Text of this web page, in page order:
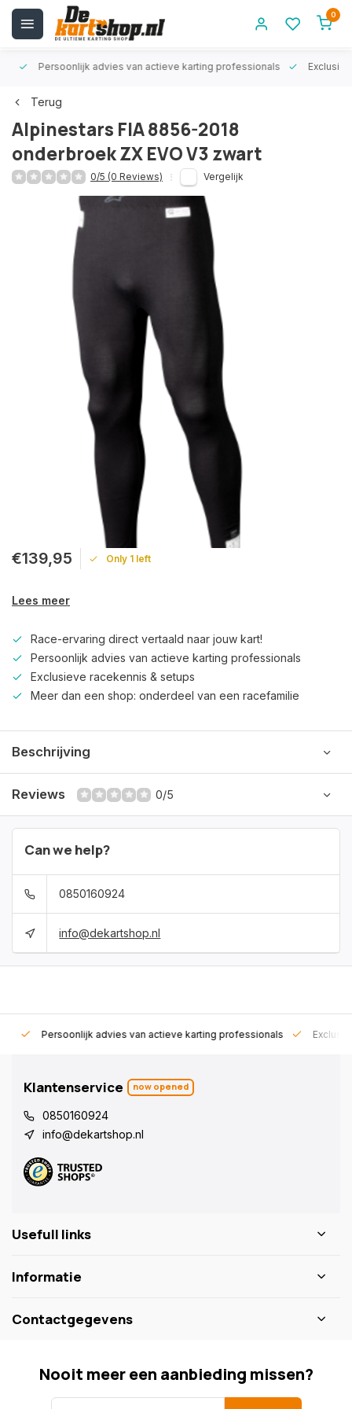
0
Persoonlijk advies van actieve karting professionals
Terug
Alpinestars FIA 8856-2018
onderbroek ZX EVO V3 zwart
0/5 (0 Reviews) Vergelijk
€139,95 Only 1 left
Lees meer
Race-ervaring direct vertaald naar jouw kart!
Persoonlijk advies van actieve karting professionals
Exclusieve racekennis & setups
Meer dan een shop: onderdeel van een racefamilie
Beschrijving
Reviews 0/5
Can we help?
0850160924
info@dekartshop.nl
Persoonlijk advies van actieve karting professionals
Klantenservice now opened
0850160924
info@dekartshop.nl
Usefull links
Informatie
Contactgegevens
Nooit meer een aanbieding missen?